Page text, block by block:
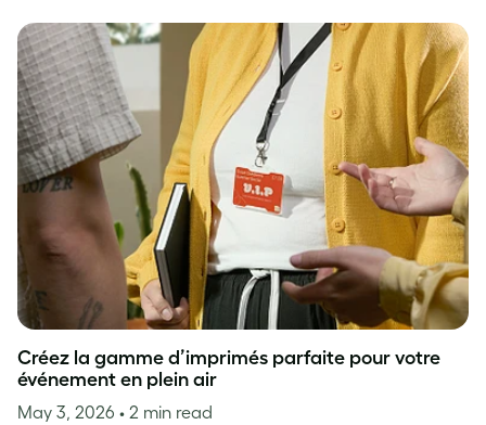
Créez la gamme d’imprimés parfaite pour votre
événement en plein air
May 3, 2026 • 2 min read